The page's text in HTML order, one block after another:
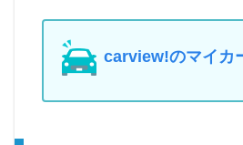
carview!のマイカ